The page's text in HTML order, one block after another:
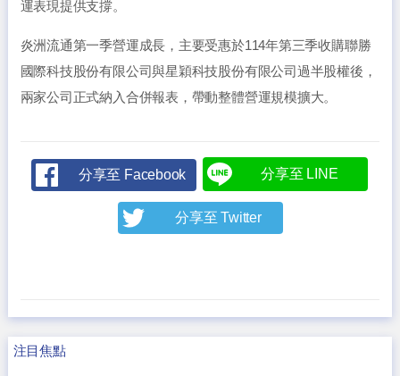
運表現提供支撐。
炎洲流通第一季營運成長，主要受惠於114年第三季收購聯勝
國際科技股份有限公司與星穎科技股份有限公司過半股權後，
兩家公司正式納入合併報表，帶動整體營運規模擴大。
分享至 Facebook 分享至 LINE
分享至 Twitter
注目焦點